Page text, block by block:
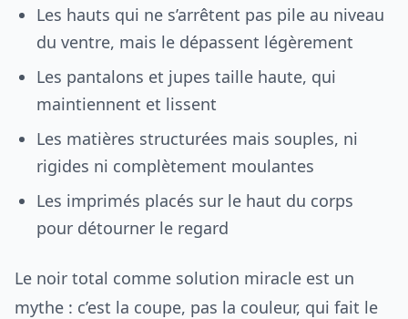
Les hauts qui ne s’arrêtent pas pile au niveau
du ventre, mais le dépassent légèrement
Les pantalons et jupes taille haute, qui
maintiennent et lissent
Les matières structurées mais souples, ni
rigides ni complètement moulantes
Les imprimés placés sur le haut du corps
pour détourner le regard
Le noir total comme solution miracle est un
mythe : c’est la coupe, pas la couleur, qui fait le